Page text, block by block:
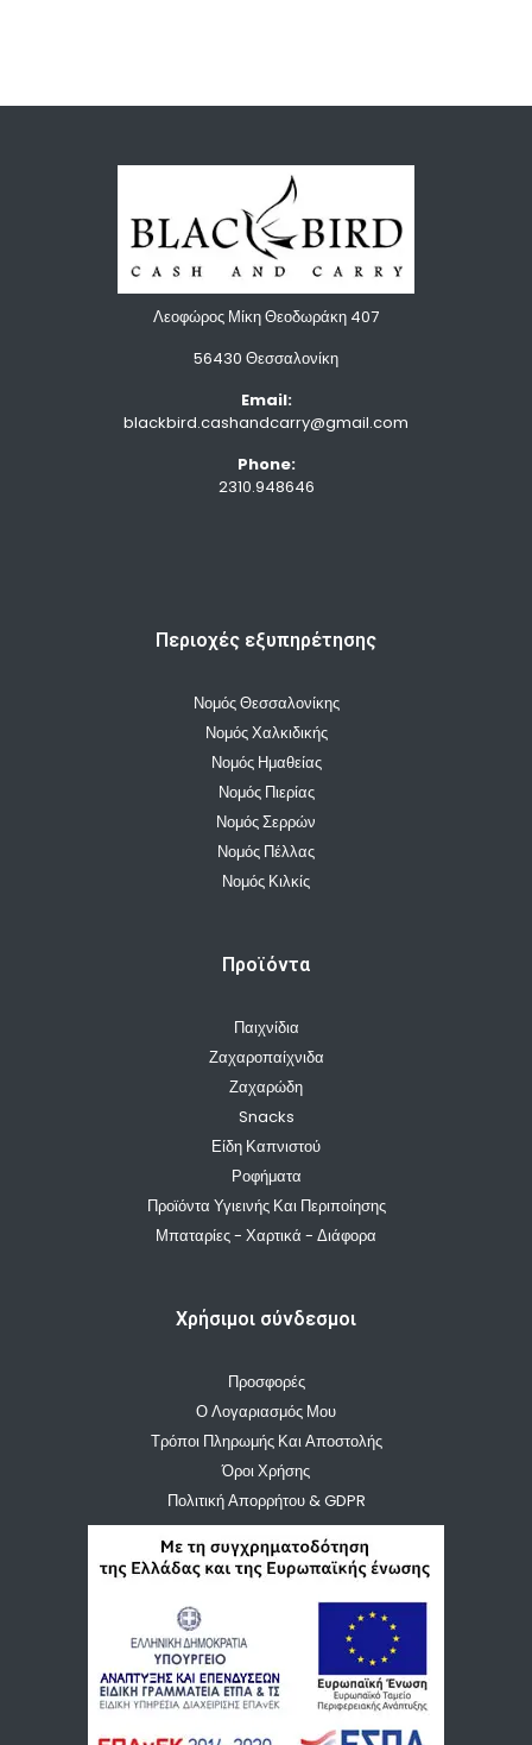
Λεοφώρος Μίκη Θεοδωράκη 407
56430 Θεσσαλονίκη
Email:
blackbird.cashandcarry@gmail.com
Phone:
2310.948646
Περιοχές εξυπηρέτησης
Νομός Θεσσαλονίκης
Νομός Χαλκιδικής
Νομός Ημαθείας
Νομός Πιερίας
Νομός Σερρών
Νομός Πέλλας
Νομός Κιλκίς
Προϊόντα
Παιχνίδια
Ζαχαροπαίχνιδα
Ζαχαρώδη
Snacks
Είδη Καπνιστού
Ροφήματα
Προϊόντα Υγιεινής Και Περιποίησης
Μπαταρίες - Χαρτικά - Διάφορα
Χρήσιμοι σύνδεσμοι
Προσφορές
Ο Λογαριασμός Μου
Τρόποι Πληρωμής Και Αποστολής
Όροι Χρήσης
Πολιτική Απορρήτου & GDPR